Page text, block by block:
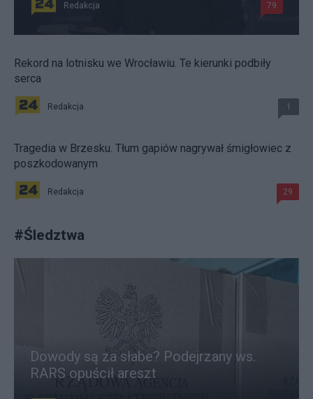
Redakcja 79
Rekord na lotnisku we Wrocławiu. Te kierunki podbiły
serca
Redakcja 1
Tragedia w Brzesku. Tłum gapiów nagrywał śmigłowiec z
poszkodowanym
Redakcja 29
#Śledztwa
Dowody są za słabe? Podejrzany ws.
RARS opuścił areszt